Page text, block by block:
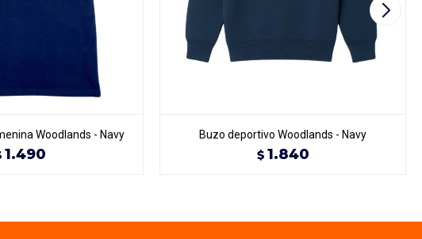
Woodlands - Navy
1.490
Buzo deportivo Woodlands - Navy
$ 1.840